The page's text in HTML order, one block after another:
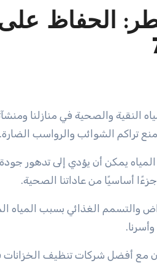
الحفاظ
النقية والصحية في منازلنا
تراكم الشوائب والرواسب الضارة.
يمكن أن يؤدي إلى تدهور جودة
أساسيًا من عاداتنا الصحية.
والتسمم الغذائي بسبب المياه
مع أفضل شركات تنظيف